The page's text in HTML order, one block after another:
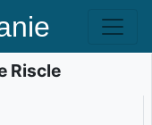
Riscle